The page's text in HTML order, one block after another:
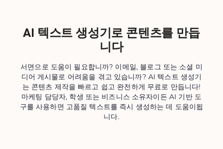
AI 텍스트 생성기로 콘텐츠를 만듭
니다
서면으로 도움이 필요합니까? 이메일, 블로그 또는 소셜 미
디어 게시물로 어려움을 겪고 있습니까? AI 텍스트 생성기
는 콘텐츠 제작을 빠르고 쉽고 완전하게 무료로 만듭니다!
마케팅 담당자, 학생 또는 비즈니스 소유자이든 AI 기반 도
구를 사용하면 고품질 텍스트를 즉시 생성하는 데 도움이됩
니다.